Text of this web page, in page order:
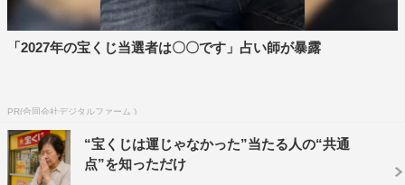
「2027年の宝くじ当選者は〇〇です」占い師が暴露
PR(合同会社デジタルファーム )
“宝くじは運じゃなかった”当たる人の“共通
点”を知っただけ